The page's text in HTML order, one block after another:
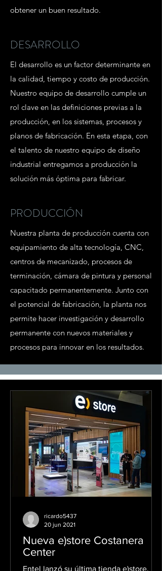
obtener un buen resultado.
DESARROLLO
El desarrollo es un factor determinante en
la calidad, tiempo y costo de producción.
Nuestro equipo de desarrollo cumple un
rol clave en las definiciones previas a la
producción, en los sistemas, procesos y
planos de fabricación. En esta etapa, con
el talento de nuestro equipo de diseño
industrial entregamos a producción la
solución más óptima para fabricar.
PRODUCCIÓN
Nuestra planta de producción cuenta con
equipamiento de alta tecnología, CNC,
centros de mecanizado, procesos de
terminación, cámara de pintura y personal
capacitado permanentemente. Junto con
el potencial de fabricación, la planta nos
permite hacer investigación y desarrollo
permanente con nuevos materiales y
procesos para innovar en los resultados.
Nueva e)store Costanera
Center
Entel lanzó su última tienda e)store,
ricardo5437
20 jun 2021